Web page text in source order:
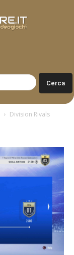
Division Rivals